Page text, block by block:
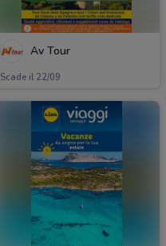
Av Tour
Scade il 22/09